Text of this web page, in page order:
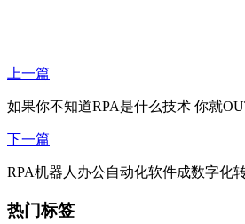
上一篇
如果你不知道RPA是什么技术 你就
下一篇
RPA机器人办公自动化软件成数字化
热门标签